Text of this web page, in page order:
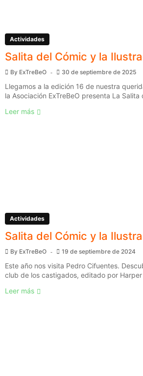
Actividades
Salita del Cómic y la
By ExTreBeO 30 de septiembre de 2025
Llegamos a la edición 16 de nuestra
la Asociación ExTreBeO presenta La Salita
Leer más
Actividades
Salita del Cómic y la
By ExTreBeO 19 de septiembre de 2024
Este año nos visita Pedro Cifuentes.
club de los castigados, editado por Harper
Leer más